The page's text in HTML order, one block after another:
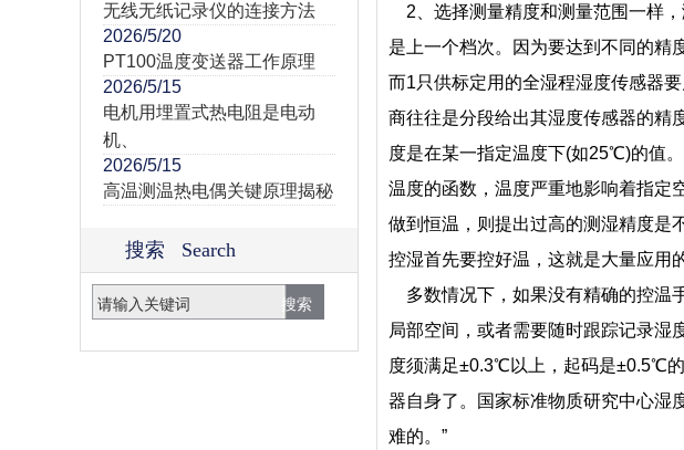
无线无纸记录仪的连接方法
2026/5/20
PT100温度变送器工作原理
2026/5/15
电机用埋置式热电阻是电动
机、
2026/5/15
高温测温热电偶关键原理揭秘
搜索 Search
2、选择测量精度和测量范围一样
是上一个档次。因为要达到不同的精
而1只供标定用的全湿程湿度传感器
商往往是分段给出其湿度传感器的
度是在某一指定温度下(如25℃)的值
温度的函数，温度严重地影响着指定
做到恒温，则提出过高的测湿精度是
控湿首先要控好温，这就是大量应用
多数情况下，如果没有精确的控温
局部空间，或者需要随时跟踪记录湿
度须满足±0.3℃以上，起码是±0.5℃
器自身了。国家标准物质研究中心
难的。”